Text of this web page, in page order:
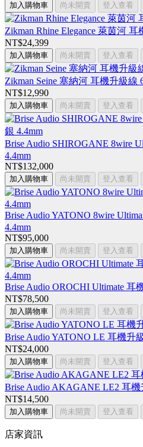
加入購物車 尚未開賣 登入查看
Zikman Rhine Elegance 萊茵河
NT$24,399
加入購物車 尚未開賣 登入查看
Zikman Seine 塞納河 耳機升級線
NT$12,990
加入購物車 尚未開賣 登入查看
Brise Audio SHIROGANE 8wire
4.4mm
NT$132,000
加入購物車 尚未開賣 登入查看
Brise Audio YATONO 8wire
4.4mm
NT$95,000
加入購物車 尚未開賣 登入查看
Brise Audio OROCHI Ultimate 耳
NT$78,500
加入購物車 尚未開賣 登入查看
Brise Audio YATONO LE 耳機升
NT$24,000
加入購物車 尚未開賣 登入查看
Brise Audio AKAGANE LE2 耳
NT$14,500
加入購物車 尚未開賣 登入查看
店家資訊